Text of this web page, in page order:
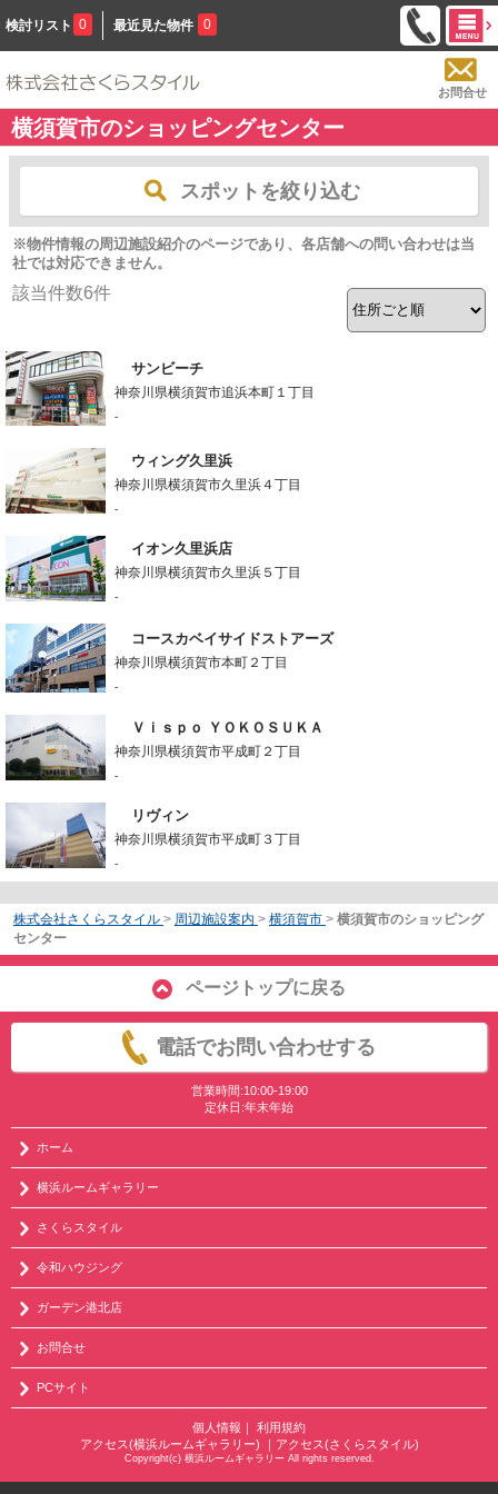
検討リスト 0 最近見た物件 0
お問合せ
横須賀市のショッピングセンター
スポットを絞り込む
※物件情報の周辺施設紹介のページであり、各店舗への問い合わせは当
社では対応できません。
該当件数6件
サンビーチ
神奈川県横須賀市追浜本町１丁目
-
ウィング久里浜
神奈川県横須賀市久里浜４丁目
-
イオン久里浜店
神奈川県横須賀市久里浜５丁目
-
コースカベイサイドストアーズ
神奈川県横須賀市本町２丁目
-
Ｖｉｓｐｏ ＹＯＫＯＳＵＫＡ
神奈川県横須賀市平成町２丁目
-
リヴィン
神奈川県横須賀市平成町３丁目
-
株式会社さくらスタイル > 周辺施設案内 > 横須賀市 > 横須賀市のショッピング
センター
ページトップに戻る
電話でお問い合わせする
営業時間:10:00-19:00
定休日:年末年始
ホーム
横浜ルームギャラリー
さくらスタイル
令和ハウジング
ガーデン港北店
お問合せ
PCサイト
個人情報 ｜ 利用規約
アクセス(横浜ルームギャラリー) ｜ アクセス(さくらスタイル)
Copyright(c) 横浜ルームギャラリー All rights reserved.